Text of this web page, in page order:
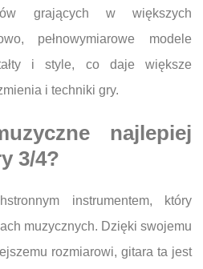
grających w większych
pełnowymiarowe modele
i style, co daje większe
i techniki gry.
najlepiej
3/4?
instrumentem, który
muzycznych. Dzięki swojemu
rozmiarowi, gitara ta jest